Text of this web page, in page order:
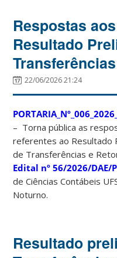
Respostas
Resultado
22/06/2026 21:24
– Torna pública as
referentes ao Resultado
de Transferências e
Edital nº 56/2026/DAE/
de Ciências Contábeis
Noturno.
Resultado